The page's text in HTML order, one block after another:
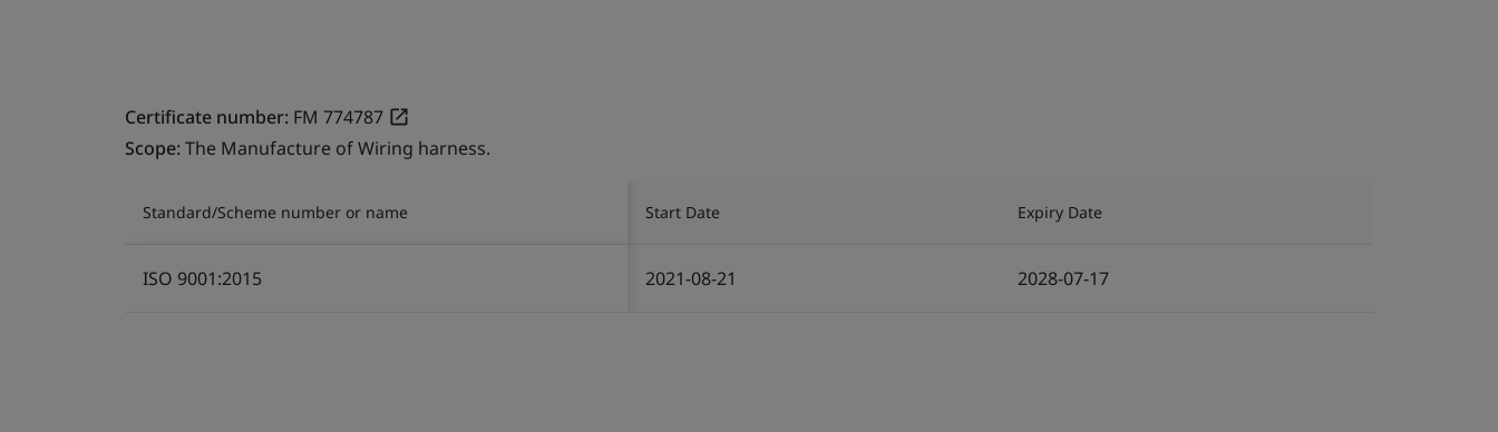
Certificate number: FM 774787
Scope:The Manufacture of Wiring harness.
Standard/Scheme number or name Start Date Expiry Date
ISO 9001:2015 2021-08-21 2028-07-17